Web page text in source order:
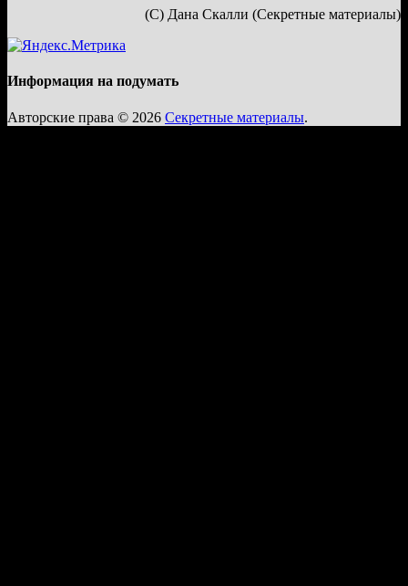
(С) Дана Скалли (Секретные материалы)
Информация на подумать
Авторские права © 2026 Секретные материалы.